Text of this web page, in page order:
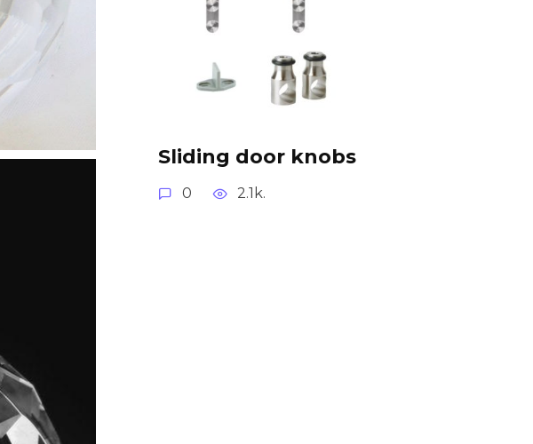
Sliding door knobs
0 2.1k.